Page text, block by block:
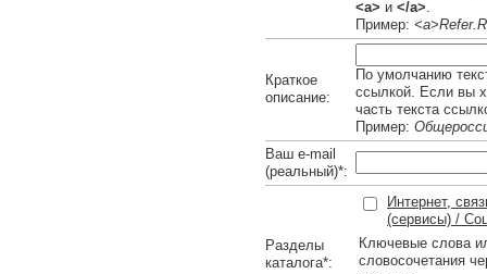
<a> и </a>.
Пример:
Краткое
описание:
По умолчанию
ссылкой. Если вы
часть текста
Пример:
Ваш e-mail
(реальный)*:
Разделы
каталога*:
Интернет,
(сервисы) /
Ключевые слова
словосочетания